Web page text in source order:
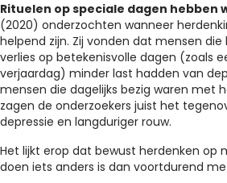
Rituelen op speciale dagen hebben
(2020) onderzochten wanneer
helpend zijn. Zij vonden dat mensen
verlies op betekenisvolle dagen (zoals
verjaardag) minder last hadden van
mensen die dagelijks bezig waren met
zagen de onderzoekers juist het
depressie en langduriger rouw.
Het lijkt erop dat bewust herdenken op
doen iets anders is dan voortdurend